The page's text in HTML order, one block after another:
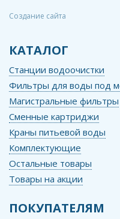
Создание сайта
КАТАЛОГ
Станции водоочистки
Фильтры для воды под
Магистральные фильтры
Сменные картриджи
Краны питьевой воды
Комплектующие
Остальные товары
Товары на акции
ПОКУПАТЕЛЯМ